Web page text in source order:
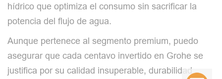
hídrico que optimiza el consumo sin sacrificar la
potencia del flujo de agua.
Aunque pertenece al segmento premium, puedo
asegurar que cada centavo invertido en Grohe se
justifica por su calidad insuperable, durabilidad